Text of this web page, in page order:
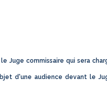
Juge commissaire qui sera
d'une audience devant le